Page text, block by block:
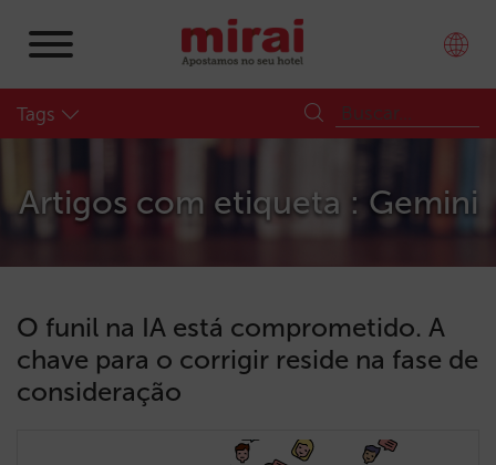
Tags
Artigos com etiqueta : Gemini
O funil na IA está comprometido. A
chave para o corrigir reside na fase de
consideração